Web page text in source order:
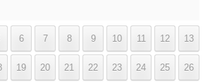
6 7 8 9 10 11 12 13
19 20 21 22 23 24 25 26